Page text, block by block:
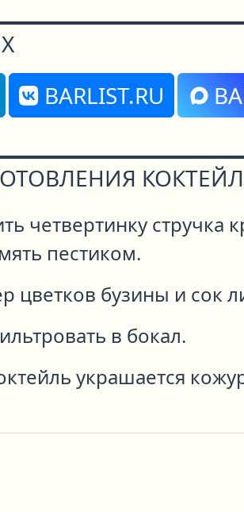
BARLIST.RU
четвертинку стручка
пестиком.
цветков бузины и сок
в бокал.
украшается